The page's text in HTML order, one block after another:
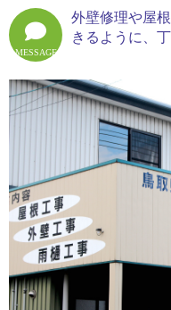
ももちろんいい。けれど、
れでした。広告をバンバン
潮があり、当時は歯がゆい
やって父がお客さまの信用
板金があるのだと、今は感
現在３人のお子さんを持つ
が楽しみだと語ります。
「家業を継ぐかはわからな
たくさん経験してほしいで
りする悔しさが、成長の原
と、もし子どもが建設の世
ンスがあれば、とても嬉しい
そんな馬場さんのモットー
ることです。
「住宅修理やリフォームは
もちろん、ご予算の範囲で
をきれいに長く守るために
ど細かい部品を一つ一つ確
で正しい工事を積み重ねて
こうした気配りは打ち合わ
事が始まれば騒音が近所の
く抑えるよう最善を尽くす
「施工マニュアルはありま
要望と、住宅の状態に合わ
ト・デメリットをきちんと
けるような提案をしていま
MESSAGE
外壁修理や屋
きるように、